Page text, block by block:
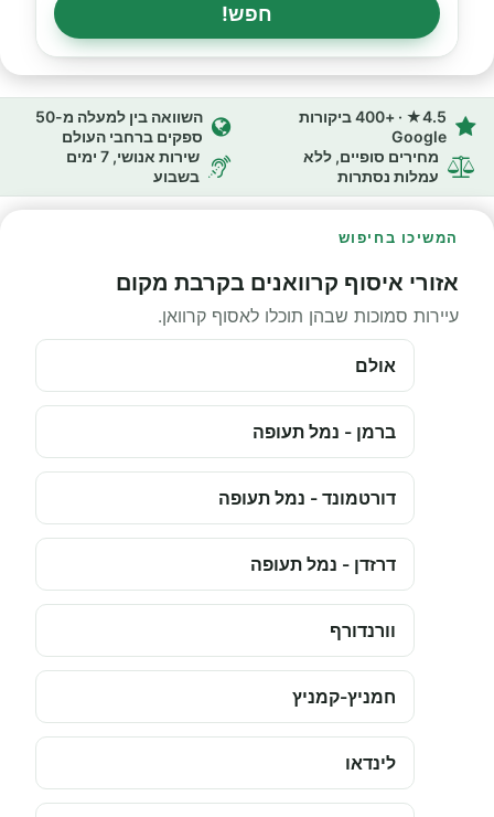
חפש!
4.5★ · +400 ביקורות
Google
השוואה בין למעלה מ-50
ספקים ברחבי העולם
מחירים סופיים, ללא
עמלות נסתרות
שירות אנושי, 7 ימים
בשבוע
המשיכו בחיפוש
אזורי איסוף קרוואנים בקרבת מקום
עיירות סמוכות שבהן תוכלו לאסוף קרוואן.
אולם
ברמן - נמל תעופה
דורטמונד - נמל תעופה
דרזדן - נמל תעופה
וורנדורף
חמניץ-קמניץ
לינדאו